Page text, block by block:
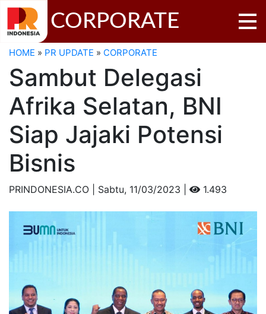
CORPORATE
HOME » PR UPDATE » CORPORATE
Sambut Delegasi
Afrika Selatan, BNI
Siap Jajaki Potensi
Bisnis
PRINDONESIA.CO | Sabtu, 11/03/2023 | 1.493